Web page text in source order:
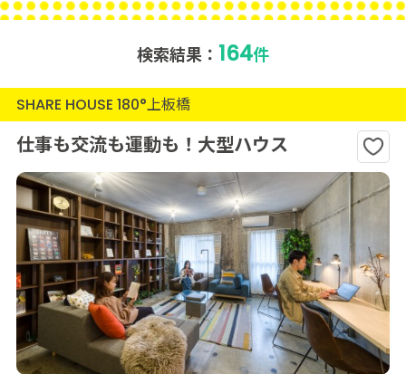
検索結果： 164件
SHARE HOUSE 180°上板橋
仕事も交流も運動も！大型ハウス